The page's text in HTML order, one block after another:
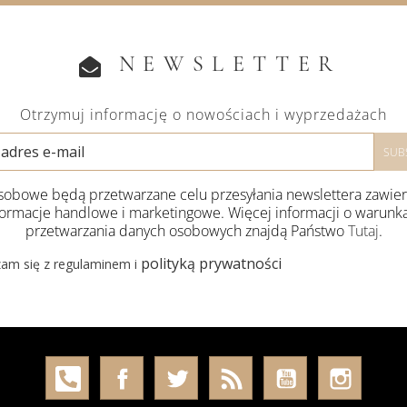
NEWSLETTER
Otrzymuj informację o nowościach i wyprzedażach
będą przetwarzane celu przesyłania newslettera
handlowe i marketingowe. Więcej informacji o
przetwarzania danych osobowych znajdą PaństwoTutaj.
się z regulaminem i polityką prywatności